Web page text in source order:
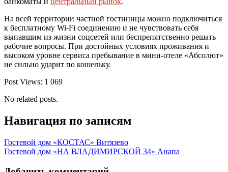
На всей территории частной гостиницы можно подключиться
к бесплатному Wi-Fi соединению и не чувствовать себя
выпавшим из жизни соцсетей или беспрепятственно решать
рабочие вопросы. При достойных условиях проживания и
высоком уровне сервиса пребывание в мини-отеле «Абсолют»
не сильно ударит по кошельку.
Post Views: 1 069
No related posts.
Навигация по записям
Гостевой дом «КОСТАС» Витязево
Гостевой дом «НА ВЛАДИМИРСКОЙ 34» Анапа